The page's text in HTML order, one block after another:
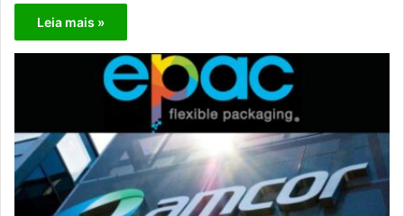
Leia mais »